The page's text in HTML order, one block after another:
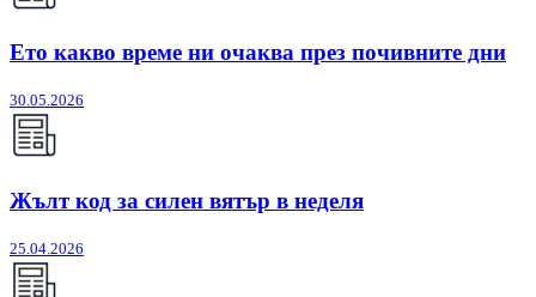
Ето какво време ни очаква през почивните дни
30.05.2026
Жълт код за силен вятър в неделя
25.04.2026